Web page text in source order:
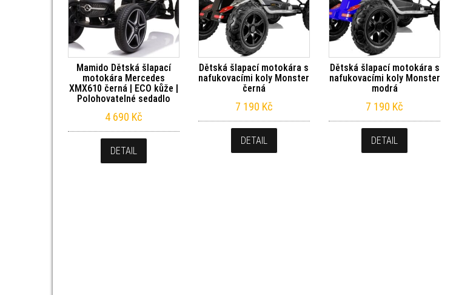
Mamido Dětská šlapací
motokára Mercedes
XMX610 černá | ECO kůže |
Polohovatelné sedadlo
4 690 Kč
DETAIL
Dětská šlapací motokára s
nafukovacími koly Monster
černá
7 190 Kč
DETAIL
Dětská šlapací motokára s
nafukovacími koly Monster
modrá
7 190 Kč
DETAIL